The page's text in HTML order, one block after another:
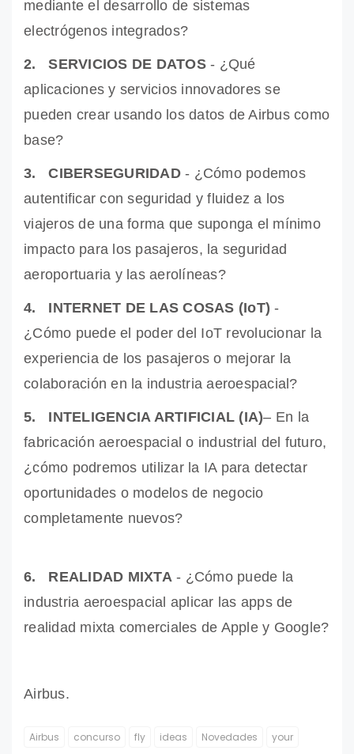
mediante el desarrollo de sistemas
electrógenos integrados?
2. SERVICIOS DE DATOS - ¿Qué
aplicaciones y servicios innovadores se
pueden crear usando los datos de Airbus como
base?
3. CIBERSEGURIDAD - ¿Cómo podemos
autentificar con seguridad y fluidez a los
viajeros de una forma que suponga el mínimo
impacto para los pasajeros, la seguridad
aeroportuaria y las aerolíneas?
4. INTERNET DE LAS COSAS (IoT)-
¿Cómo puede el poder del IoT revolucionar la
experiencia de los pasajeros o mejorar la
colaboración en la industria aeroespacial?
5. INTELIGENCIA ARTIFICIAL (IA)– En la
fabricación aeroespacial o industrial del futuro,
¿cómo podremos utilizar la IA para detectar
oportunidades o modelos de negocio
completamente nuevos?
6. REALIDAD MIXTA - ¿Cómo puede la
industria aeroespacial aplicar las apps de
realidad mixta comerciales de Apple y Google?
Airbus.
Airbus concurso fly ideas Novedades your